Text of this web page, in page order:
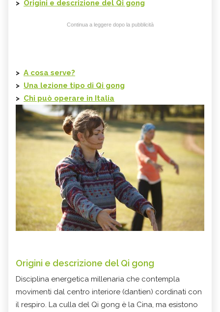
> Origini e descrizione del Qi gong
Continua a leggere dopo la pubblicità
> A cosa serve?
> Una lezione tipo di Qi gong
> Chi può operare in Italia
Origini e descrizione delQi gong
Disciplina energetica millenaria che contempla
movimenti dal centro interiore (dantien) cordinati con
il respiro. La culla del Qi gong è la Cina, ma esistono